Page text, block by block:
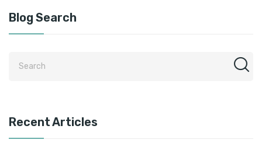
Blog Search
Recent Articles